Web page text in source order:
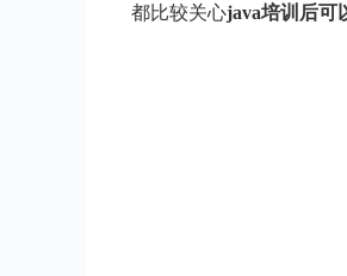
都比较关心java培训后可